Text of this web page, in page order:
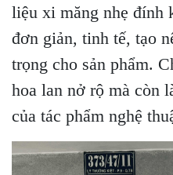
liệu xi măng nhẹ đính
đơn giản, tinh tế, tạo
trọng cho sản phẩm.
hoa lan nở rộ mà còn
của tác phẩm nghệ